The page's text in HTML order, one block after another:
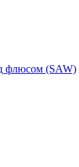
флюсом (SAW)